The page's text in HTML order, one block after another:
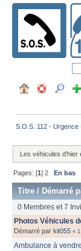
S.O.S. 112 - Urgence
Les véhicules d'hier
Pages: [1]2 En bas
Titre / Démarré
0 Membres et 7
Photos Véhicules
Démarré par kit055 « 1
Ambulance à vendre